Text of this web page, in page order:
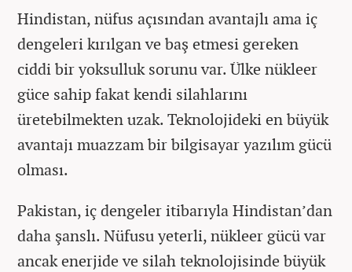
Hindistan, nüfus açısından avantajlı ama iç
dengeleri kırılgan ve baş etmesi gereken
ciddi bir yoksulluk sorunu var. Ülke nükleer
güce sahip fakat kendi silahlarını
üretebilmekten uzak. Teknolojideki en büyük
avantajı muazzam bir bilgisayar yazılım gücü
olması.
Pakistan, iç dengeler itibarıyla Hindistan’dan
daha şanslı. Nüfusu yeterli, nükleer gücü var
ancak enerjide ve silah teknolojisinde büyük